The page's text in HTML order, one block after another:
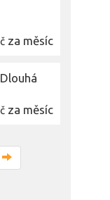
za měsíc
za měsíc